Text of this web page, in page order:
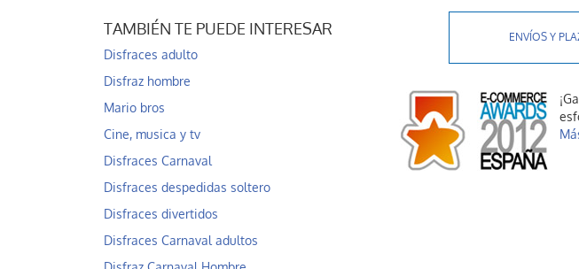
TAMBIÉN TE PUEDE INTERESAR
Disfraces adulto
Disfraz hombre
Mario bros
Cine, musica y tv
Disfraces Carnaval
Disfraces despedidas soltero
Disfraces divertidos
Disfraces Carnaval adultos
ENVÍOS Y